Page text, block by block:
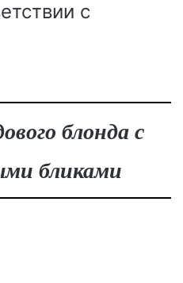
с
блонда с
бликами